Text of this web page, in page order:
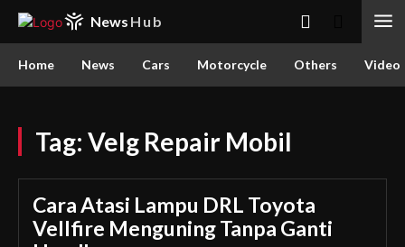
News Hub
Home News Cars Motorcycle Others Video
Tag: Velg Repair Mobil
Cara Atasi Lampu DRL Toyota
Vellfire Menguning Tanpa Ganti